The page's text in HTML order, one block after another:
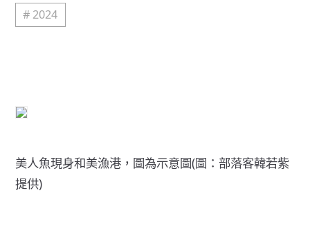
# 2024
美人魚現身和美漁港，圖為示意圖(圖：部落客韓若紫
提供)